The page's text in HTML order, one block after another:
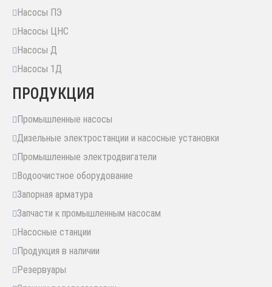
Насосы ПЭ
Насосы ЦНС
Насосы Д
Насосы 1Д
ПРОДУКЦИЯ
Промышленные насосы
Дизельные электростанции и насосные установки
Промышленные электродвигатели
Водоочистное оборудование
Запорная арматура
Запчасти к промышленным насосам
Насосные станции
Продукция в наличии
Резервуары